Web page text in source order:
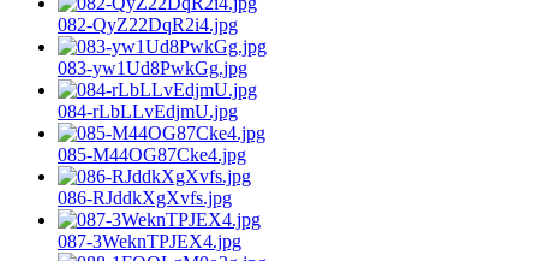
082-QyZ22DqR2i4.jpg
083-yw1Ud8PwkGg.jpg
084-rLbLLvEdjmU.jpg
085-M44OG87Cke4.jpg
086-RJddkXgXvfs.jpg
087-3WeknTPJEX4.jpg